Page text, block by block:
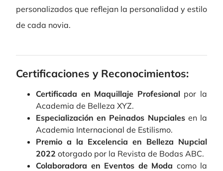
personalizados que reflejan la personalidad y estilo
de cada novia.
Certificaciones y Reconocimientos:
Certificada en Maquillaje Profesional por la
Academia de Belleza XYZ.
Especialización en Peinados Nupcialesen la
Academia Internacional de Estilismo.
Premio a la Excelencia en Belleza Nupcial
2022 otorgado por la Revista de Bodas ABC.
Colaboradora en Eventos de Moda como la